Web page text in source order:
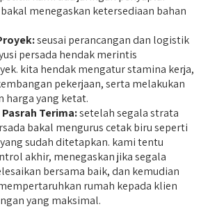
menegaskan ketersediaan bahan
seusai perancangan dan logistik
persada hendak merintis
kita hendak mengatur stamina kerja,
pekerjaan, serta melakukan
harga yang ketat.
Terima:setelah segala strata
bakal mengurus cetak biru seperti
sudah ditetapkan. kami tentu
akhir, menegaskan jika segala
bersama baik, dan kemudian
rumah kepada klien
yang maksimal.